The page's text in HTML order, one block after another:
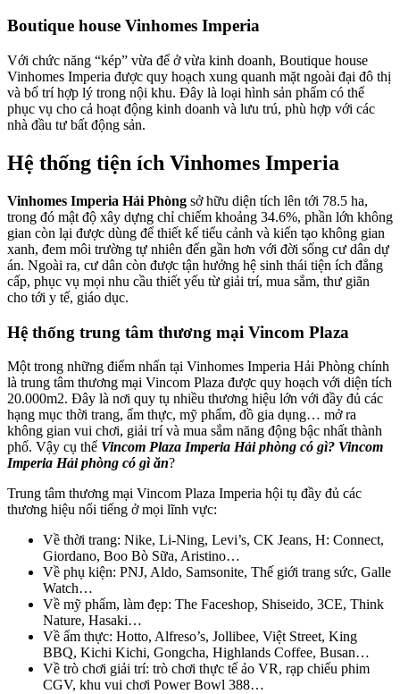
Boutique house Vinhomes Imperia
Với chức năng “kép” vừa để ở vừa kinh doanh, Boutique house
Vinhomes Imperia được quy hoạch xung quanh mặt ngoài đại đô thị
và bố trí hợp lý trong nội khu. Đây là loại hình sản phẩm có thể
phục vụ cho cả hoạt động kinh doanh và lưu trú, phù hợp với các
nhà đầu tư bất động sản.
Hệ thống tiện ích Vinhomes Imperia
Vinhomes Imperia Hải Phòng sở hữu diện tích lên tới 78.5 ha,
trong đó mật độ xây dựng chỉ chiếm khoảng 34.6%, phần lớn không
gian còn lại được dùng để thiết kế tiểu cảnh và kiến tạo không gian
xanh, đem môi trường tự nhiên đến gần hơn với đời sống cư dân dự
án. Ngoài ra, cư dân còn được tận hưởng hệ sinh thái tiện ích đẳng
cấp, phục vụ mọi nhu cầu thiết yếu từ giải trí, mua sắm, thư giãn
cho tới y tế, giáo dục.
Hệ thống trung tâm thương mại Vincom Plaza
Một trong những điểm nhấn tại Vinhomes Imperia Hải Phòng chính
là trung tâm thương mại Vincom Plaza được quy hoạch với diện tích
20.000m2. Đây là nơi quy tụ nhiều thương hiệu lớn với đầy đủ các
hạng mục thời trang, ẩm thực, mỹ phẩm, đồ gia dụng… mở ra
không gian vui chơi, giải trí và mua sắm năng động bậc nhất thành
phố. Vậy cụ thể Vincom Plaza Imperia Hải phòng có gì? Vincom
Imperia Hải phòng có gì ăn?
Trung tâm thương mại Vincom Plaza Imperia hội tụ đầy đủ các
thương hiệu nổi tiếng ở mọi lĩnh vực:
Về thời trang: Nike, Li-Ning, Levi’s, CK Jeans, H: Connect,
Giordano, Boo Bò Sữa, Aristino…
Về phụ kiện: PNJ, Aldo, Samsonite, Thế giới trang sức, Galle
Watch…
Về mỹ phẩm, làm đẹp: The Faceshop, Shiseido, 3CE, Think
Nature, Hasaki…
Về ẩm thực: Hotto, Alfreso’s, Jollibee, Việt Street, King
BBQ, Kichi Kichi, Gongcha, Highlands Coffee, Busan…
Về trò chơi giải trí: trò chơi thực tế ảo VR, rạp chiếu phim
CGV, khu vui chơi Power Bowl 388…